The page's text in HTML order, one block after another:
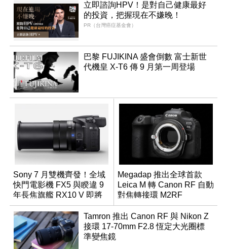
立即諮詢HPV！是對自己健康最好
的投資，把握現在不嫌晚！
PR（台灣癌症基金會）
巴黎 FUJIKINA 盛會倒數 富士新世
代機皇 X-T6 傳 9 月第一周登場
Sony 7 月雙機齊發！全域
快門電影機 FX5 與睽違 9
年長焦旗艦 RX10 V 即將
登場
Megadap 推出全球首款
Leica M 轉 Canon RF 自動
對焦轉接環 M2RF
Tamron 推出 Canon RF 與 Nikon Z
接環 17-70mm F2.8 恆定大光圈標
準變焦鏡